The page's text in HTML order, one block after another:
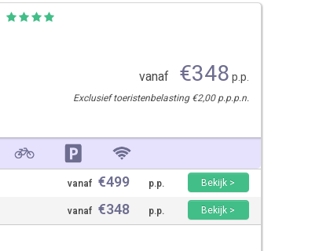
vanaf €348p.p.
Exclusief toeristenbelasting €2,00 p.p.p.n.
vanaf €499 p.p.
Bekijk >
vanaf €348 p.p. Bekijk >